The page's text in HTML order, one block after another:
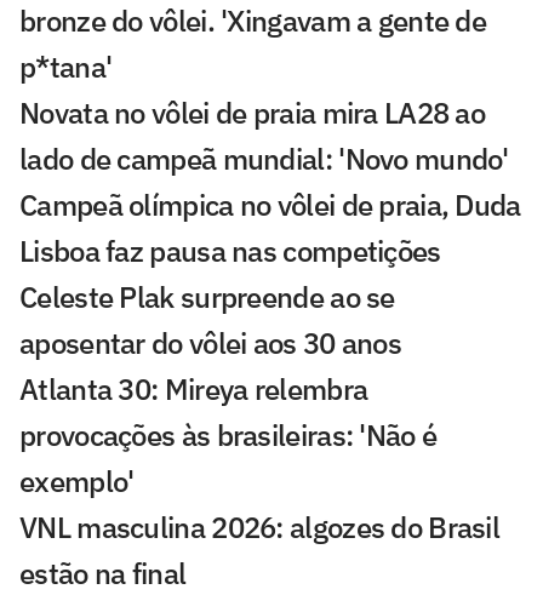
bronze do vôlei. 'Xingavam a gente de
p*tana'
Novata no vôlei de praia mira LA28 ao
lado de campeã mundial: 'Novo mundo'
Campeã olímpica no vôlei de praia, Duda
Lisboa faz pausa nas competições
Celeste Plak surpreende ao se
aposentar do vôlei aos 30 anos
Atlanta 30: Mireya relembra
provocações às brasileiras: 'Não é
exemplo'
VNL masculina 2026: algozes do Brasil
estão na final